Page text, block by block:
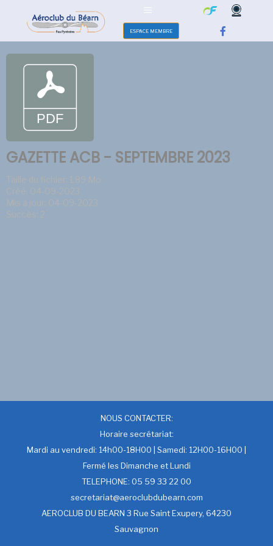
ESPACE MEMBRE
GAZETTE ACB - SEPTEMBRE 2023
Taille du fichier: 1.89 Mo
Créé: 04-09-2023
Mis à jour: 04-09-2023
Succès: 2
NOUS CONTACTER:
Horaire secrétariat:
Mardi au vendredi: 14h00-18H00 | Samedi: 12H00-16H00 |
Fermé les Dimanche et Lundi
TELEPHONE: 05 59 33 22 00
secretariat@aeroclubdubearn.com
AEROCLUB DU BEARN 3 Rue Saint Exupery, 64230
Sauvagnon